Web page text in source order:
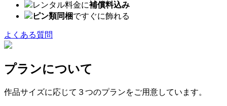
レンタル料金に補償料込み
ピン類同梱ですぐに飾れる
よくある質問
プランについて
作品サイズに応じて３つのプランをご用意しています。